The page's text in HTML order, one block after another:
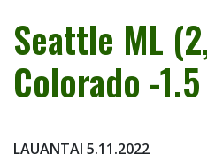
Seattle ML
Colorado -
LAUANTAI 5.11.2022